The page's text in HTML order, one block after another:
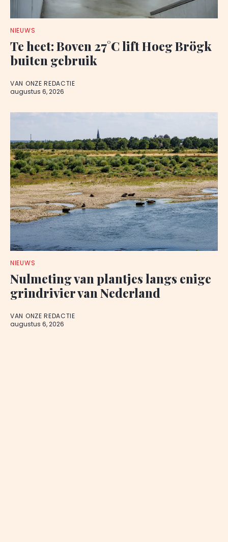
NIEUWS
Te heet: Boven 27°C lift Hoeg Brögk
buiten gebruik
VAN ONZE REDACTIE
augustus 6, 2026
NIEUWS
Nulmeting van plantjes langs enige
grindrivier van Nederland
VAN ONZE REDACTIE
augustus 6, 2026